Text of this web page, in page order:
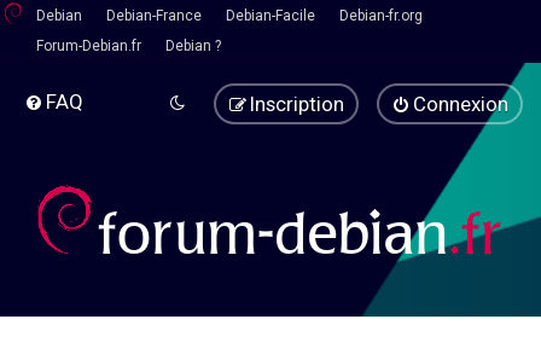
Debian Debian-France Debian-Facile
Debian-fr.org
Forum-Debian.fr
Debian ?
FAQ Connexion
Inscription